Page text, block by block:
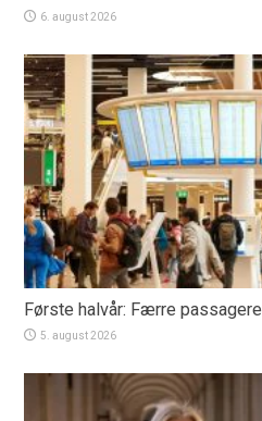
6. august 2026
Første halvår: Færre
5. august 2026